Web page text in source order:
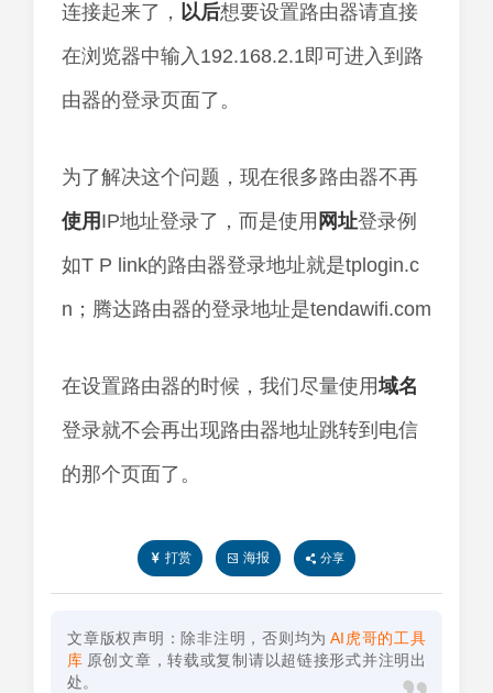
连接起来了， 以后想要设置路由器请直接
在浏览器中输入192.168.2.1即可进入到路
由器的登录页面了。
为了解决这个问题，现在很多路由器不再
使用 IP地址登录了，而是使用 网址登录例
如T P link的路由器登录地址就是tplogin.c
n；腾达路由器的登录地址是tendawifi.com
在设置路由器的时候，我们尽量使用域名
登录就不会再出现路由器地址跳转到电信
的那个页面了。
打赏 海报 分享
文章版权声明：除非注明，否则均为 AI虎哥的工具
库 原创文章，转载或复制请以超链接形式并注明出
处。